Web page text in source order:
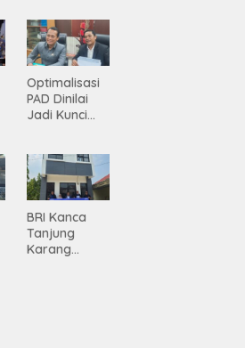
Optimalisasi
PAD Dinilai
Jadi Kunci
n
Infrastruktur
Lampung
BRI Kanca
Tanjung
Karang